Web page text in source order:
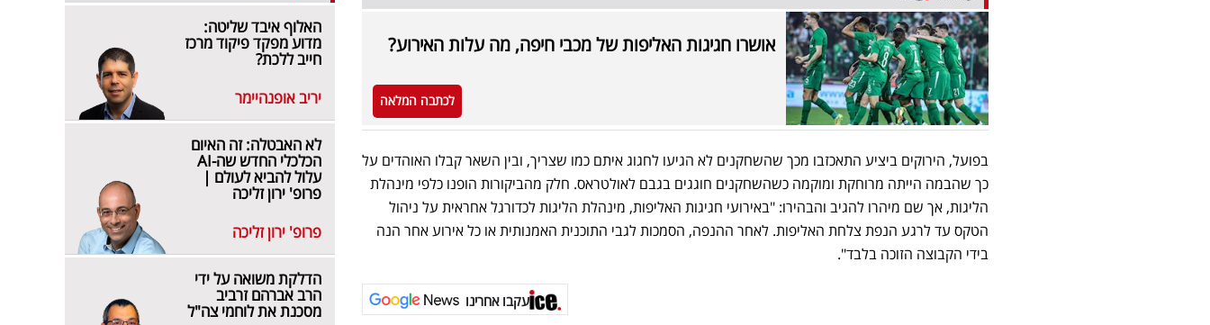
אושרו חגיגות האליפות של מכבי חיפה, מה עלות האירוע?
לכתבה המלאה
בפועל, הירוקים ביציע התאכזבו מכך שהשחקנים לא הגיעו לחגוג איתם כמו שצריך, ובין השאר קבלו האוהדים על
כך שהבמה הייתה מרוחקת ומוקמה כשהשחקנים חוגגים בגבם לאולטראס. חלק מהביקורות הופנו כלפי מינהלת
הליגות, אך שם מיהרו להגיב והבהירו: "באירועי חגיגות האליפות, מינהלת הליגות לכדורגל אחראית על ניהול
הטקס עד לרגע הנפת צלחת האליפות. לאחר ההנפה, הסמכות לגבי התוכנית האמנותית או כל אירוע אחר הנה
בידי הקבוצה הזוכה בלבד"
.
עקבו אחרינו
האלוף איבד שליטה:
מדוע מפקד פיקוד מרכז
חייב ללכת?
יריב אופנהיימר
לא האבטלה: זה האיום
הכלכלי החדש שה-AI
עלול להביא לעולם |
פרופ' ירון זליכה
פרופ' ירון זליכה
הדלקת משואה על ידי
הרב אברהם זרביב
מסכנת את לוחמי צה"ל